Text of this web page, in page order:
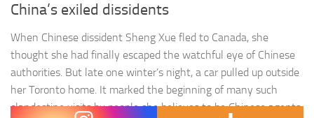
China’s exiled dissidents
When Chinese dissident Sheng Xue fled to Canada, she
thought she had finally escaped the watchful eye of Chinese
authorities. But late one winter’s night, a car pulled up outside
her Toronto home. It marked the beginning of many such
clandestine visits by people she believes to be Chinese agents.